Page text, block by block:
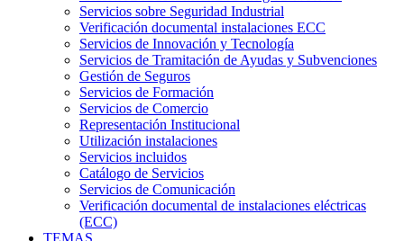
Servicios sobre Seguridad Industrial
Verificación documental instalaciones ECC
Servicios de Innovación y Tecnología
Servicios de Tramitación de Ayudas y Subvenciones
Gestión de Seguros
Servicios de Formación
Servicios de Comercio
Representación Institucional
Utilización instalaciones
Servicios incluidos
Catálogo de Servicios
Servicios de Comunicación
Verificación documental de instalaciones eléctricas
(ECC)
TEMAS